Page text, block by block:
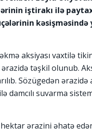
iştirakı ilə
kəsişməsində
aksiyası vaxtilə
təşkil olunub.
Sözügedən
damcılı suvarma
ərazini əhatə